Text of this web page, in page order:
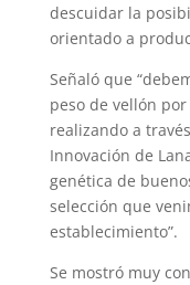
descuidar la
orientado a
Señaló que
peso de vellón
realizando a
Innovación de
genética de
selección que
establecimiento”.
Se mostró muy